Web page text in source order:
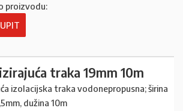
proizvodu:
traka 19mm 10m
izolacijska traka vodonepropusna; širina
dužina 10m